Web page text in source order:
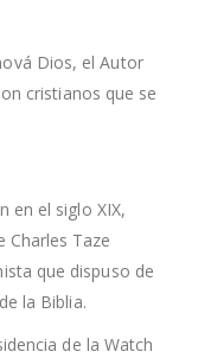
Dios, el Autor
cristianos que se
en el siglo XIX,
Charles Taze
que dispuso de
la Biblia.
de la Watch